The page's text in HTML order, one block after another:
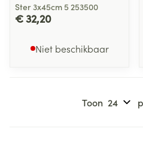
Ster 3x45cm 5 253500
€ 32,20
Niet beschikbaar
Toon